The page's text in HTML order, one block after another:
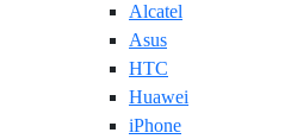
Alcatel
Asus
HTC
Huawei
iPhone